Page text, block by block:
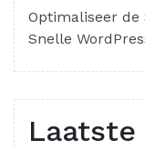
Optimaliseer de
Snelle